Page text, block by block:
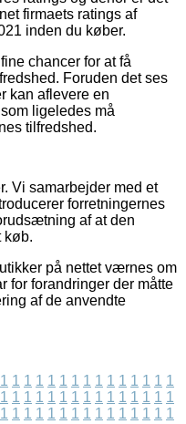
firmaets ratings af
inden du køber.
chancer for at få
Foruden det ses
kan aflevere en
ligeledes må
tilfredshed.
Vi samarbejder med et
forretningernes
af at den
køb.
på nettet værnes om
for forandringer der måtte
af de anvendte
1 1 1 1 1 1 1 1 1 1 1 1 1 1 1
1 1 1 1 1 1 1 1 1 1 1 1 1 1 1
1 1 1 1 1 1 1 1 1 1 1 1 1 1 1